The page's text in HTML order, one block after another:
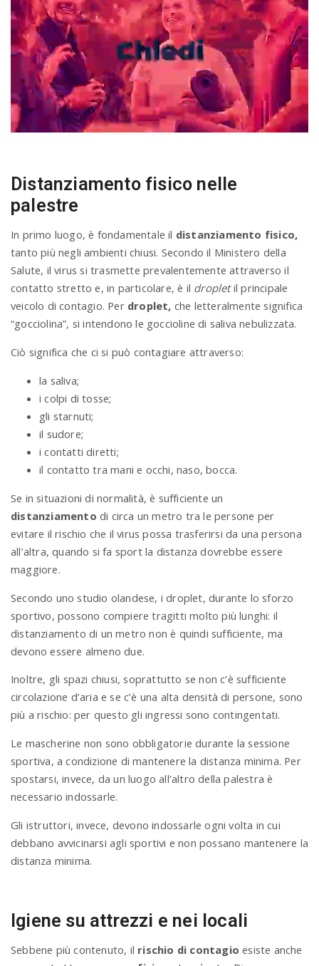
Distanziamento fisico nelle
palestre
In primo luogo, è fondamentale il distanziamento fisico,
tanto più negli ambienti chiusi. Secondo il Ministero della
Salute, il virus si trasmette prevalentemente attraverso il
contatto stretto e, in particolare, è il dropletil principale
veicolo di contagio. Per droplet, che letteralmente significa
“gocciolina”, si intendono le goccioline di saliva nebulizzata.
Ciò significa che ci si può contagiare attraverso:
la saliva;
i colpi di tosse;
gli starnuti;
il sudore;
i contatti diretti;
il contatto tra mani e occhi, naso, bocca.
Se in situazioni di normalità, è sufficiente un
distanziamento di circa un metro tra le persone per
evitare il rischio che il virus possa trasferirsi da una persona
all’altra, quando si fa sport la distanza dovrebbe essere
maggiore.
Secondo uno studio olandese, i droplet, durante lo sforzo
sportivo, possono compiere tragitti molto più lunghi: il
distanziamento di un metro non è quindi sufficiente, ma
devono essere almeno due.
Inoltre, gli spazi chiusi, soprattutto se non c’è sufficiente
circolazione d’aria e se c’è una alta densità di persone, sono
più a rischio: per questo gli ingressi sono contingentati.
Le mascherine non sono obbligatorie durante la sessione
sportiva, a condizione di mantenere la distanza minima. Per
spostarsi, invece, da un luogo all’altro della palestra è
necessario indossarle.
Gli istruttori, invece, devono indossarle ogni volta in cui
debbano avvicinarsi agli sportivi e non possano mantenere la
distanza minima.
Igiene su attrezzi e nei locali
Sebbene più contenuto, il rischio di contagio esiste anche